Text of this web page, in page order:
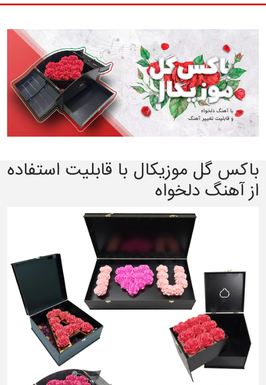
باکس گل موزیکال با قابلیت استفاده
از آهنگ دلخواه